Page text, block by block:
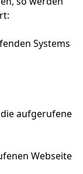
Systems
aufgerufene
Webseite